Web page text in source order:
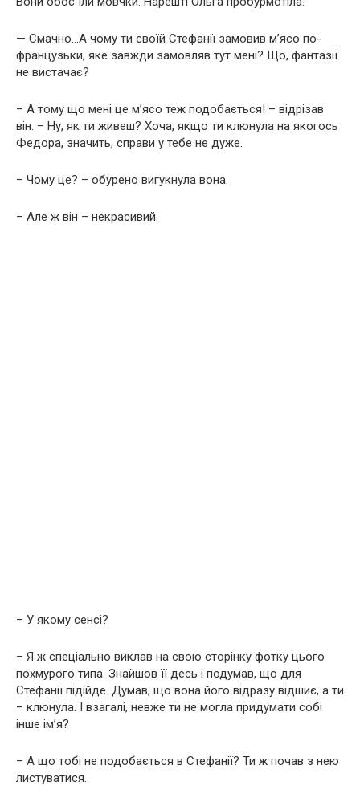
— Смачно…А чому ти своїй Стефанії замовив м’ясо по-
французьки, яке завжди замовляв тут мені? Що, фантазії
не вистачає?
– А тому що мені це м’ясо теж подобається! – відрізав
він. – Ну, як ти живеш? Хоча, якщо ти клюнула на якогось
Федора, значить, справи у тебе не дуже.
– Чому це? – обурено вигукнула вона.
– Але ж він – некрасивий.
– У якому сенсі?
– Я ж спеціально виклав на свою сторінку фотку цього
похмурого типа. Знайшов її десь і подумав, що для
Стефанії підійде. Думав, що вона його відразу відшиє, а ти
– клюнула. І взагалі, невже ти не могла придумати собі
інше ім’я?
– А що тобі не подобається в Стефанії? Ти ж почав з нею
листуватися.